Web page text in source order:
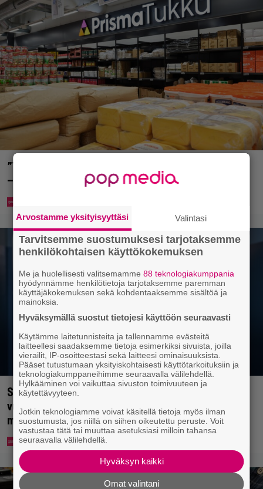
”Tavallista suurempia pakkauksia myös perheille”
– tänne aukee Suomen toinen Prisma Tukku
Suosikkihahmo palaa Sykkeeseen kahdeksan
vuoden tauon jälkeen – kohtalo jäi aiemmin
mysteeriksi
Arvostamme yksityisyyttäsi Valintasi
Tarvitsemme suostumuksesi tarjotaksemme
henkilökohtaisen käyttökokemuksen
Me ja huolellisesti valitsemamme88 teknologiakumppania
hyödynnämme henkilötietoja tarjotaksemme paremman
käyttäjäkokemuksen sekä kohdentaaksemme sisältöä ja
mainoksia.
Hyväksymällä suostut tietojesi käyttöön seuraavasti
Käytämme laitetunnisteita ja tallennamme evästeitä
laitteellesi saadaksemme tietoja esimerkiksi sivuista, joilla
vierailit, IP-osoitteestasi sekä laitteesi ominaisuuksista.
Pääset tutustumaan yksityiskohtaisesti käyttötarkoituksiin ja
teknologiakumppaneihimme seuraavalla välilehdellä.
Hylkääminen voi vaikuttaa sivuston toimivuuteen ja
käytettävyyteen.
Jotkin teknologiamme voivat käsitellä tietoja myös ilman
suostumusta, jos niillä on siihen oikeutettu peruste. Voit
vastustaa tätä tai muuttaa asetuksiasi milloin tahansa
seuraavalla välilehdellä.
Hyväksyn kaikki
Omat valintani